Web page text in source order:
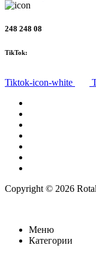
248 248 08
TikTok:
Tiktok-icon-white
Copyright © 2026
Меню
Категории